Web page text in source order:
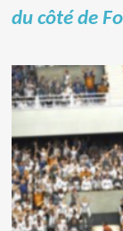
du côté de